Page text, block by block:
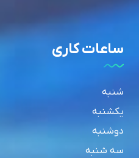
ساعات کاری
شنبه
یکشنبه
دوشنبه
سه شنبه